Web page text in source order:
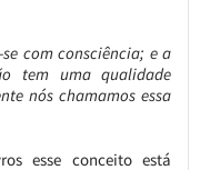
com consciência; e a
tem uma qualidade
nós chamamos essa
esse conceito está